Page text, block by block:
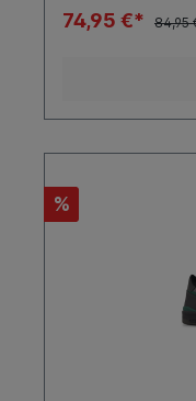
74,95 €* 84,95
%